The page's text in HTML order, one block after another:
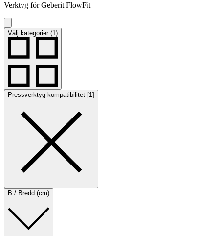
Verktyg för Geberit FlowFit
Välj kategorier (1)
Pressverktyg kompatibilitet [1]
B / Bredd (cm)